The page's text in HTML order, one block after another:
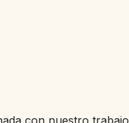
con nuestro trabajo,